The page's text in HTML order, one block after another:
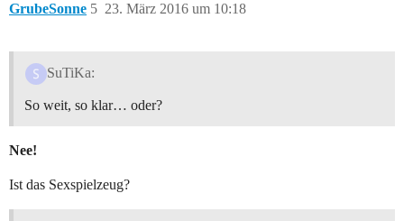
GrubeSonne 23. März 2016 um 10:18
5
SuTiKa:
So weit, so klar… oder?
Nee!
Ist das Sexspielzeug?